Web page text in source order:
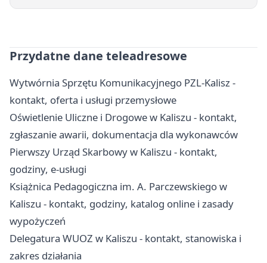
Przydatne dane teleadresowe
Wytwórnia Sprzętu Komunikacyjnego PZL-Kalisz -
kontakt, oferta i usługi przemysłowe
Oświetlenie Uliczne i Drogowe w Kaliszu - kontakt,
zgłaszanie awarii, dokumentacja dla wykonawców
Pierwszy Urząd Skarbowy w Kaliszu - kontakt,
godziny, e-usługi
Książnica Pedagogiczna im. A. Parczewskiego w
Kaliszu - kontakt, godziny, katalog online i zasady
wypożyczeń
Delegatura WUOZ w Kaliszu - kontakt, stanowiska i
zakres działania